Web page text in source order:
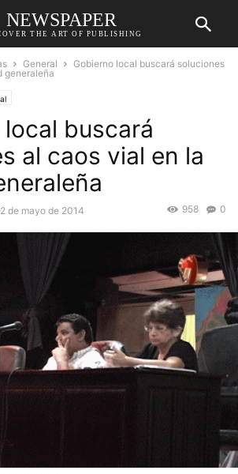
NEWSPAPER
THE ART OF PUBLISHING
General
Gobierno local buscará soluciones
generaleña
buscará
al caos vial en la
de mayo de 2014 0
958